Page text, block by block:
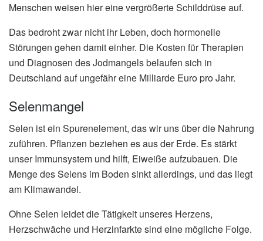
Menschen weisen hier eine vergrößerte Schilddrüse auf.
Das bedroht zwar nicht ihr Leben, doch hormonelle
Störungen gehen damit einher. Die Kosten für Therapien
und Diagnosen des Jodmangels belaufen sich in
Deutschland auf ungefähr eine Milliarde Euro pro Jahr.
Selenmangel
Selen ist ein Spurenelement, das wir uns über die Nahrung
zuführen. Pflanzen beziehen es aus der Erde. Es stärkt
unser Immunsystem und hilft, Eiweiße aufzubauen. Die
Menge des Selens im Boden sinkt allerdings, und das liegt
am Klimawandel.
Ohne Selen leidet die Tätigkeit unseres Herzens,
Herzschwäche und Herzinfarkte sind eine mögliche Folge.